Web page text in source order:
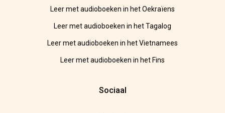
Leer met audioboeken in het Oekraïens
Leer met audioboeken in het Tagalog
Leer met audioboeken in het Vietnamees
Leer met audioboeken in het Fins
Sociaal